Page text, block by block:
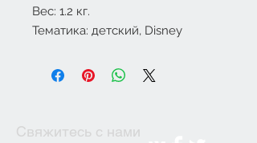
Вес: 1.2 кг.
Тематика: детский, Disney
Свяжитесь с нами